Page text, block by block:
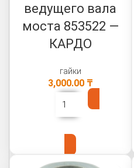
ведущего вала
моста 853522 —
КАРДО
гайки
3,000.00 ₸